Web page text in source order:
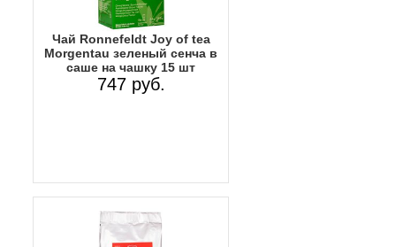
Чай Ronnefeldt Joy of tea
Morgentau зеленый сенча в
саше на чашку 15 шт
747 руб.